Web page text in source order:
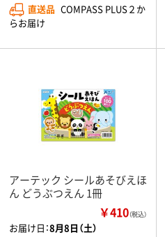
直送品 COMPASS PLUS２か
らお届け
アーテック シールあそびえほ
ん どうぶつえん 1冊
￥410（税込）
お届け日：8月8日（土）